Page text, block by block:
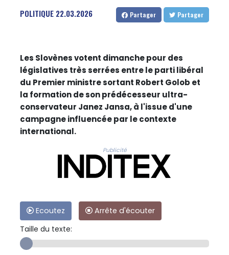
POLITIQUE 22.03.2026 Partager Partager
Les Slovènes votent dimanche pour des
législatives très serrées entre le parti libéral
du Premier ministre sortant Robert Golob et
la formation de son prédécesseur ultra-
conservateur Janez Jansa, à l'issue d'une
campagne influencée par le contexte
international.
Publicité
Ecoutez
Arrête d'écouter
Taille du texte: